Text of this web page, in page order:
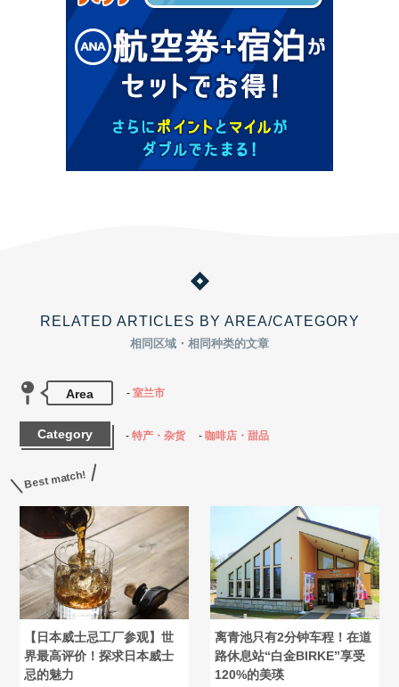
RELATED ARTICLES BY AREA/CATEGORY
相同区域・相同种类的文章
Area 室兰市
Category 特产・杂货 咖啡店・甜品
Best match!
【日本威士忌工厂参观】世
界最高评价！探求日本威士
忌的魅力
离青池只有2分钟车程！在道
路休息站“白金BIRKE”享受
120%的美瑛